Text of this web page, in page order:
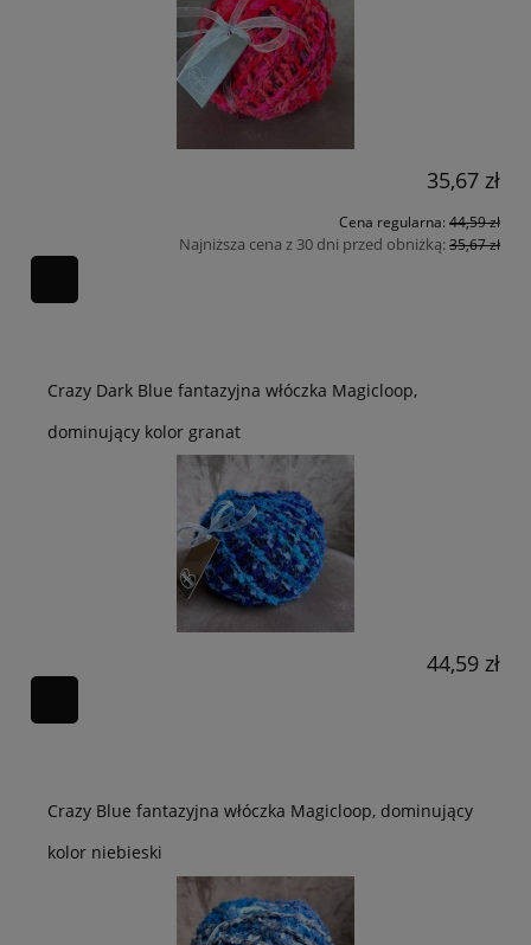
35,67 zł
Cena regularna: 44,59 zł
Najniższa cena z 30 dni przed obniżką:35,67 zł
Crazy Dark Blue fantazyjna włóczka Magicloop,
dominujący kolor granat
44,59 zł
Crazy Blue fantazyjna włóczka Magicloop, dominujący
kolor niebieski